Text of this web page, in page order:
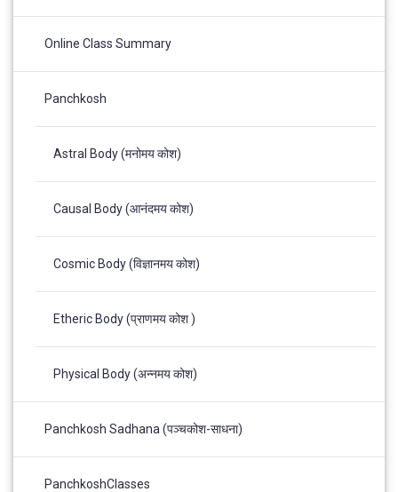
Online Class Summary
Panchkosh
Astral Body (मनोमय कोश)
Causal Body (आनंदमय कोश)
Cosmic Body (विज्ञानमय कोश)
Etheric Body (प्राणमय कोश )
Physical Body (अन्नमय कोश)
Panchkosh Sadhana (पञ्चकोश-साधना)
PanchkoshClasses